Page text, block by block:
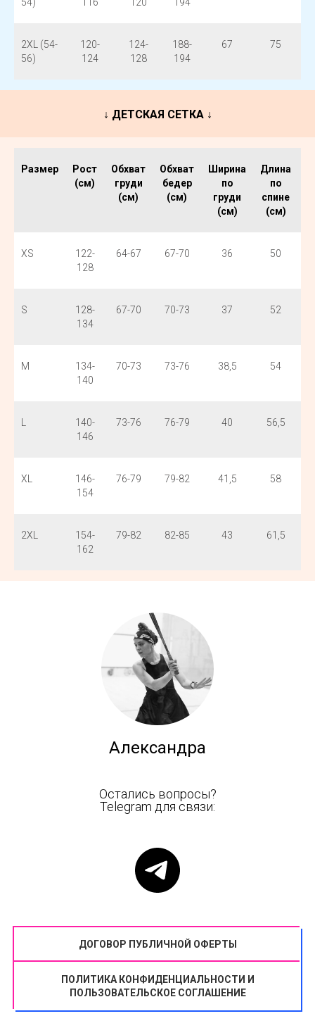
2XL (54-
56)
120-
124
124-
128
188-
194
67 75
↓ ДЕТСКАЯ СЕТКА ↓
Размер
Рост
(см)
Обхват
груди
(см)
Обхват
бедер
(см)
Ширина
по
груди
(см)
Длина
по
спине
(см)
XS
122-
128
64-67 67-70 36 50
S
128-
134
67-70 70-73 37 52
M
134-
140
70-73 73-76 38,5 54
140-
146
73-76 76-79 40 56,5
XL
146-
154
76-79 79-82 41,5 58
2XL
154-
162
79-82 82-85 43 61,5
Александра
Остались вопросы?
Telegram для связи:
ДОГОВОР ПУБЛИЧНОЙ ОФЕРТЫ
ПОЛИТИКА КОНФИДЕНЦИАЛЬНОСТИ И
ПОЛЬЗОВАТЕЛЬСКОЕ СОГЛАШЕНИЕ